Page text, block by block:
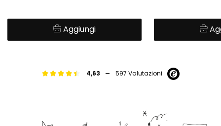
Aggiungi
4,63 - 597 Valutazioni